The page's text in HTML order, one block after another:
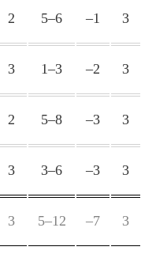
2 5–6 –1 3
3 1–3 –2 3
2 5–8 –3 3
3 3–6 –3 3
3 5–12 –7 3